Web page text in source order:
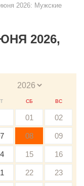
2026: Мужские
2026,
СБ ВС
01 02
08 09
15 16
22 23